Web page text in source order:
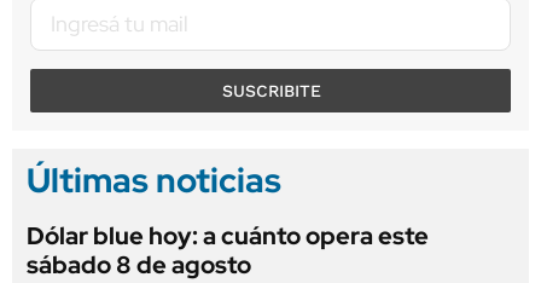
SUSCRIBITE
Últimas noticias
Dólar blue hoy: a cuánto opera este
sábado 8 de agosto